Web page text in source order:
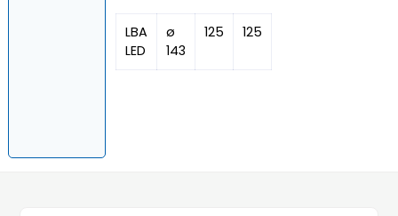
LBA
LED
ø
143
125 125